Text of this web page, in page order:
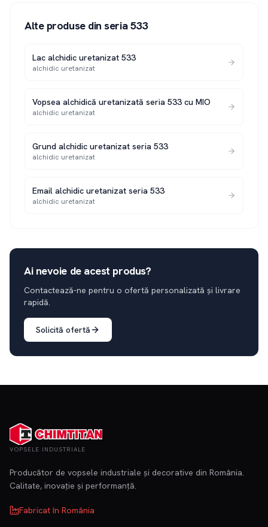
Alte produse din seria 533
Lac alchidic uretanizat 533
alchidic uretanizat
Vopsea alchidică uretanizată seria 533 cu MIO
alchidic uretanizat
Grund alchidic uretanizat seria 533
alchidic uretanizat
Email alchidic uretanizat seria 533
alchidic uretanizat
Ai nevoie de acest produs?
Contactează-ne pentru o ofertă personalizată și livrare
rapidă.
Solicită ofertă
VOPSELE INDUSTRIALE
Producător de vopsele industriale și decorative din România.
Calitate, inovație și performanță.
Fabricat în România